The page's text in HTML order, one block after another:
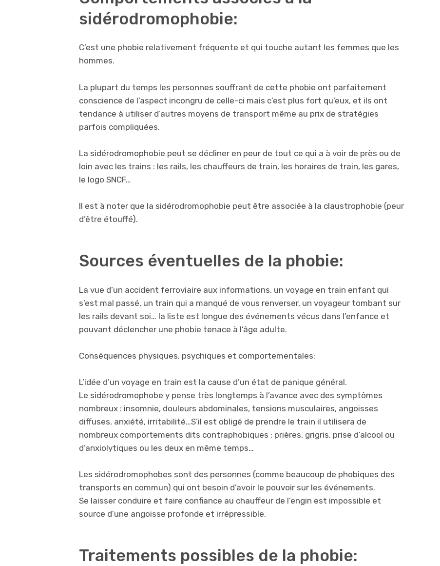
sidérodromophobie:
C’est une phobie relativement fréquente et qui touche autant les femmes que les
hommes.
La plupart du temps les personnes souffrant de cette phobie ont parfaitement
conscience de l’aspect incongru de celle-ci mais c’est plus fort qu’eux, et ils ont
tendance à utiliser d’autres moyens de transport même au prix de stratégies
parfois compliquées.
La sidérodromophobie peut se décliner en peur de tout ce qui a à voir de près ou de
loin avec les trains : les rails, les chauffeurs de train, les horaires de train, les gares,
le logo SNCF…
Il est à noter que la sidérodromophobie peut être associée à la claustrophobie (peur
d’être étouffé).
Sources éventuelles de la phobie:
La vue d’un accident ferroviaire aux informations, un voyage en train enfant qui
s’est mal passé, un train qui a manqué de vous renverser, un voyageur tombant sur
les rails devant soi… la liste est longue des événements vécus dans l’enfance et
pouvant déclencher une phobie tenace à l’âge adulte.
Conséquences physiques, psychiques et comportementales:
L’idée d’un voyage en train est la cause d’un état de panique général.
Le sidérodromophobe y pense très longtemps à l’avance avec des symptômes
nombreux : insomnie, douleurs abdominales, tensions musculaires, angoisses
diffuses, anxiété, irritabilité…S’il est obligé de prendre le train il utilisera de
nombreux comportements dits contraphobiques : prières, grigris, prise d’alcool ou
d’anxiolytiques ou les deux en même temps…
Les sidérodromophobes sont des personnes (comme beaucoup de phobiques des
transports en commun) qui ont besoin d’avoir le pouvoir sur les événements.
Se laisser conduire et faire confiance au chauffeur de l’engin est impossible et
source d’une angoisse profonde et irrépressible.
Traitements possibles de la phobie: